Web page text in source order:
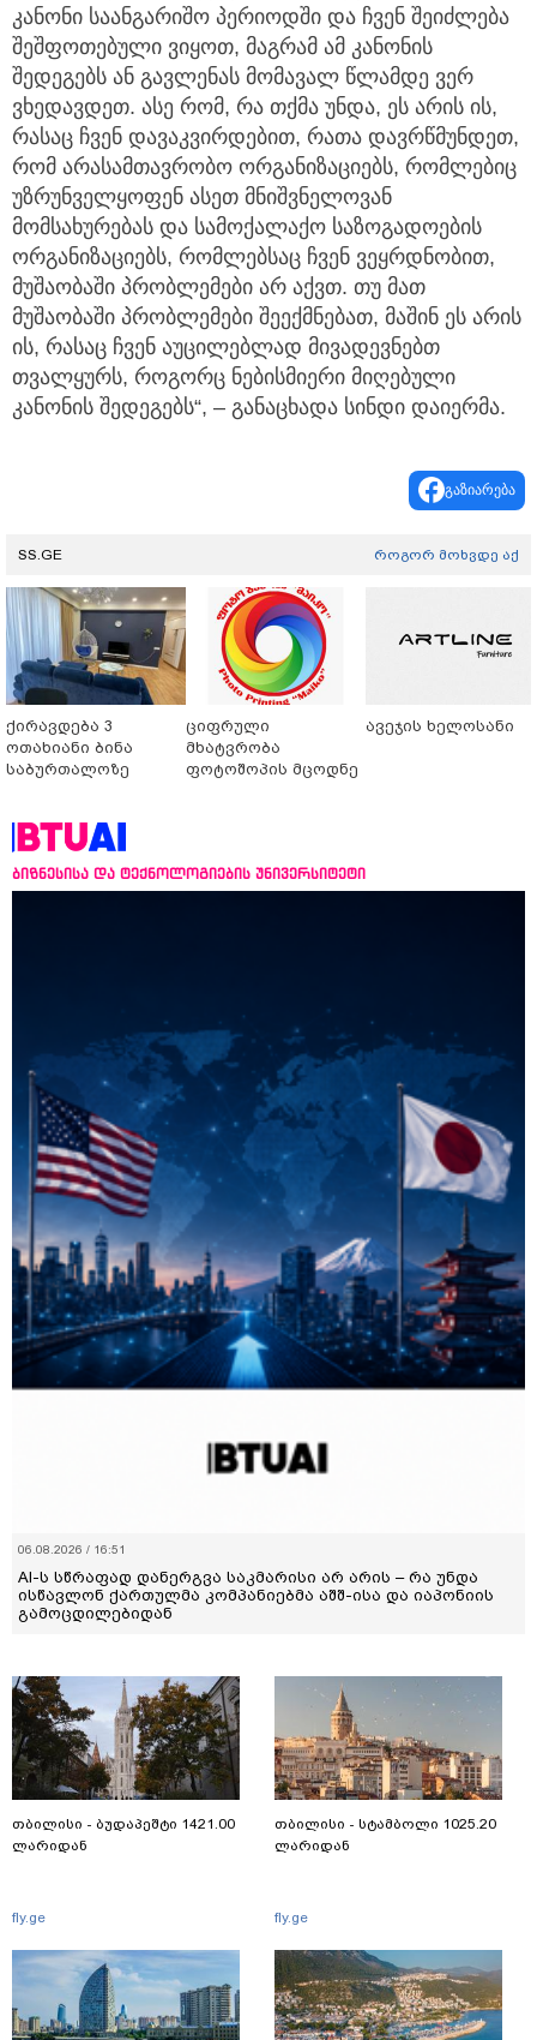
კანონი საანგარიშო პერიოდში და ჩვენ შეიძლება
შეშფოთებული ვიყოთ, მაგრამ ამ კანონის
შედეგებს ან გავლენას მომავალ წლამდე ვერ
ვხედავდეთ. ასე რომ, რა თქმა უნდა, ეს არის ის,
რასაც ჩვენ დავაკვირდებით, რათა დავრწმუნდეთ,
რომ არასამთავრობო ორგანიზაციებს, რომლებიც
უზრუნველყოფენ ასეთ მნიშვნელოვან
მომსახურებას და სამოქალაქო საზოგადოების
ორგანიზაციებს, რომლებსაც ჩვენ ვეყრდნობით,
მუშაობაში პრობლემები არ აქვთ. თუ მათ
მუშაობაში პრობლემები შეექმნებათ, მაშინ ეს არის
ის, რასაც ჩვენ აუცილებლად მივადევნებთ
თვალყურს, როგორც ნებისმიერი მიღებული
კანონის შედეგებს“, – განაცხადა სინდი დაიერმა.
გაზიარება
SS.GE როგორ მოხვდე აქ
ქირავდება 3
ოთახიანი ბინა
საბურთალოზე
ციფრული
მხატვრობა
ფოტოშოპის მცოდნე
ავეჯის ხელოსანი
ბიზნესისა და ტექნოლოგიების უნივერსიტეტი
06.08.2026 / 16:51
AI-ს სწრაფად დანერგვა საკმარისი არ არის – რა უნდა
ისწავლონ ქართულმა კომპანიებმა აშშ-ისა და იაპონიის
გამოცდილებიდან
თბილისი - ბუდაპეშტი 1421.00
ლარიდან
fly.ge
თბილისი - სტამბოლი 1025.20
ლარიდან
fly.ge